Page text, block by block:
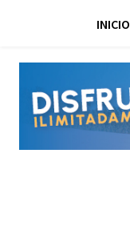
INICIO